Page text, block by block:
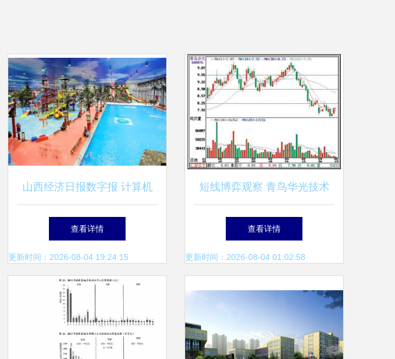
山西经济日报数字报 计算机
软硬件技术开发的未来趋势与
机遇
查看详情
更新时间：2026-08-04 19:24:15
短线博弈观察 青鸟华光技术
面与计算机软硬件板块联动解
析
查看详情
更新时间：2026-08-04 01:02:58